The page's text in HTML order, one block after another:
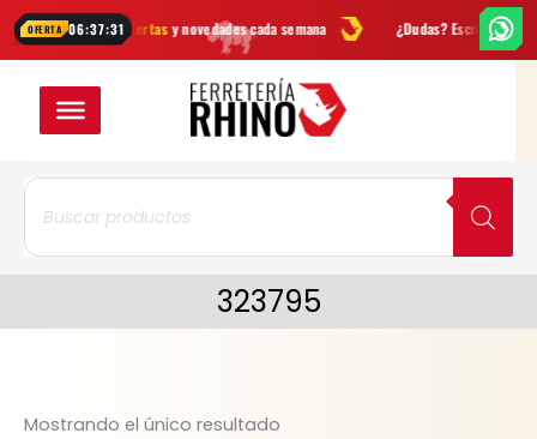
OFERTA 06:37:31
Ofertasy novedades cada semana ¿Dudas? Escríbenos por
contenido
Búsqueda
productos
323795
Mostrando el único resultado